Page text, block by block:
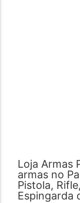
Loja Armas
armas no
Pistola,
Espingarda